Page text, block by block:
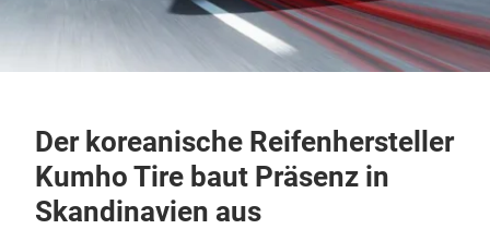
Der koreanische Reifenhersteller
Kumho Tire baut Präsenz in
Skandinavien aus